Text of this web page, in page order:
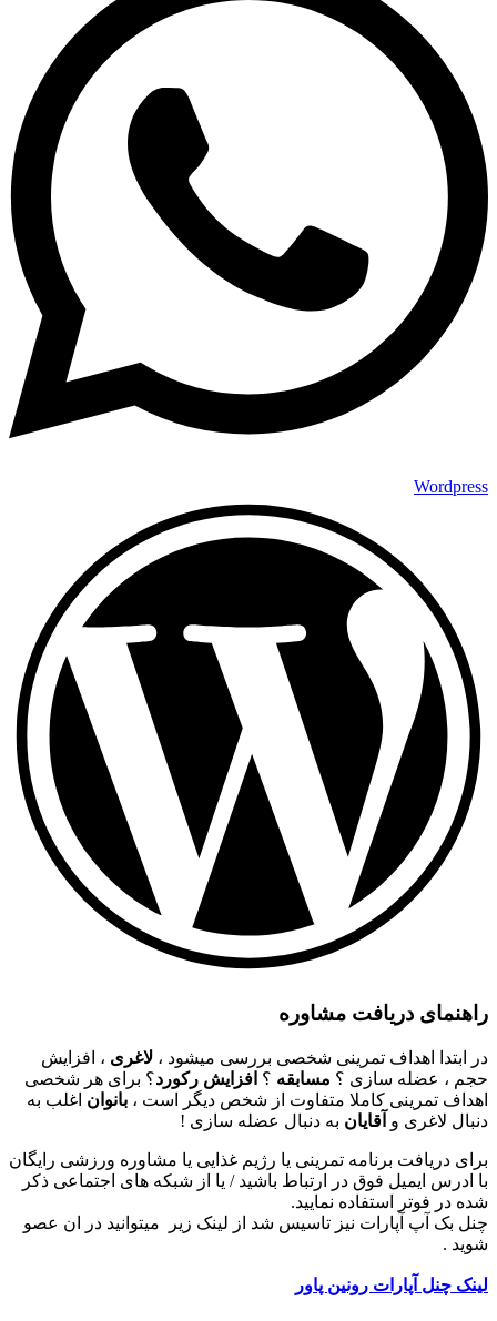
Wordpress
راهنمای دریافت مشاوره
در ابتدا اهداف تمرینی شخصی بررسی میشود ، لاغری ، افزایش
حجم ، عضله سازی ؟ مسابقه ؟ افزایش رکورد؟ برای هر شخصی
اهداف تمرینی کاملا متفاوت از شخص دیگر است ، بانوان اغلب به
دنبال لاغری و آقایان به دنبال عضله سازی !
برای دریافت برنامه تمرینی یا رژیم غذایی یا مشاوره ورزشی رایگان
با ادرس ایمیل فوق در ارتباط باشید / یا از شبکه های اجتماعی ذکر
شده در فوتر استفاده نمایید.
چنل بک آپ آپارات نیز تاسیس شد از لینک زیر میتوانید در ان عصو
شوید .
لینک چنل آپارات رونین پاور